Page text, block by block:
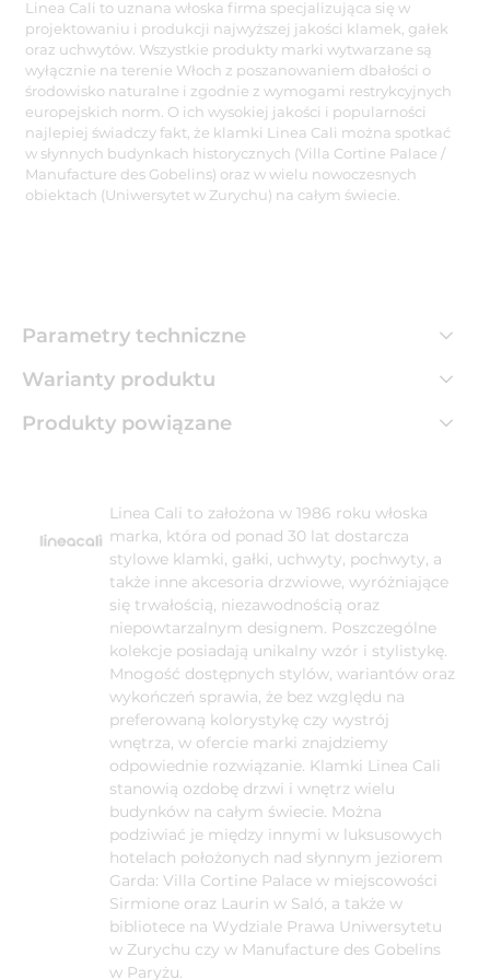
Linea Cali to uznana włoska firma specjalizująca się w
projektowaniu i produkcji najwyższej jakości klamek, gałek
oraz uchwytów. Wszystkie produkty marki wytwarzane są
wyłącznie na terenie Włoch z poszanowaniem dbałości o
środowisko naturalne i zgodnie z wymogami restrykcyjnych
europejskich norm. O ich wysokiej jakości i popularności
najlepiej świadczy fakt, że klamki Linea Cali można spotkać
w słynnych budynkach historycznych (Villa Cortine Palace /
Manufacture des Gobelins) oraz w wielu nowoczesnych
obiektach (Uniwersytet w Zurychu) na całym świecie.
Parametry techniczne
Warianty produktu
Produkty powiązane
Linea Cali to założona w 1986 roku włoska
marka, która od ponad 30 lat dostarcza
stylowe klamki, gałki, uchwyty, pochwyty, a
także inne akcesoria drzwiowe, wyróżniające
się trwałością, niezawodnością oraz
niepowtarzalnym designem. Poszczególne
kolekcje posiadają unikalny wzór i stylistykę.
Mnogość dostępnych stylów, wariantów oraz
wykończeń sprawia, że bez względu na
preferowaną kolorystykę czy wystrój
wnętrza, w ofercie marki znajdziemy
odpowiednie rozwiązanie. Klamki Linea Cali
stanowią ozdobę drzwi i wnętrz wielu
budynków na całym świecie. Można
podziwiać je między innymi w luksusowych
hotelach położonych nad słynnym jeziorem
Garda: Villa Cortine Palace w miejscowości
Sirmione oraz Laurin w Saló, a także w
bibliotece na Wydziale Prawa Uniwersytetu
w Zurychu czy w Manufacture des Gobelins
w Paryżu.